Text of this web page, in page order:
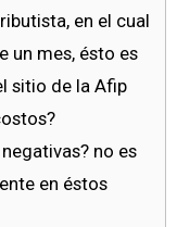
en el cual
un mes, ésto es
sitio de la Afip
no es
en éstos